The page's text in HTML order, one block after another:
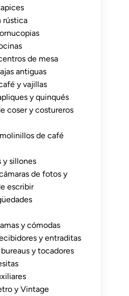
rústica
de mesa
antiguas
y vajillas
y quinqués
coser y costureros
de café
y sillones
de fotos y
escribir
y cómodas
y entraditas
y tocadores
y Vintage